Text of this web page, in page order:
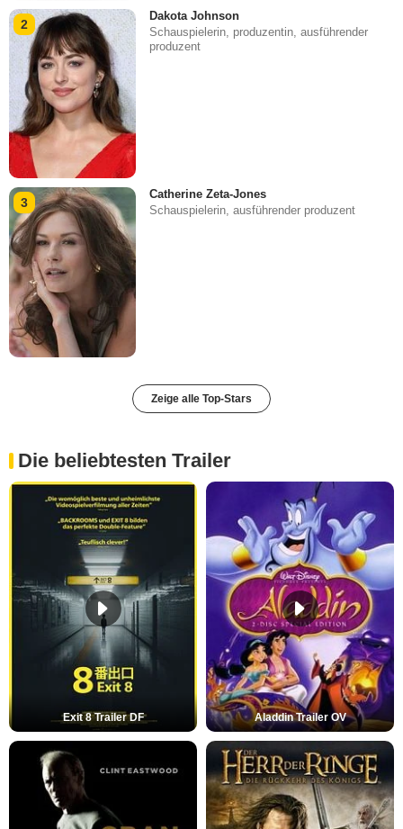
2
Dakota Johnson
Schauspielerin, produzentin, ausführender
produzent
3
Catherine Zeta-Jones
Schauspielerin, ausführender produzent
Zeige alle Top-Stars
Die beliebtesten Trailer
Exit 8 Trailer DF Aladdin Trailer OV